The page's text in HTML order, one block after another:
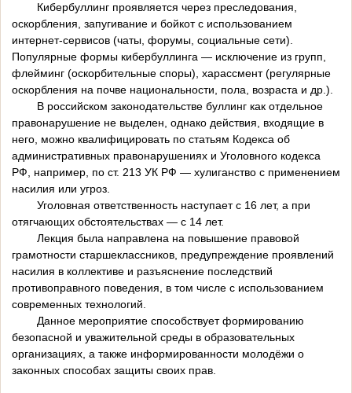
Кибербуллинг проявляется через преследования,
оскорбления, запугивание и бойкот с использованием
интернет-сервисов (чаты, форумы, социальные сети).
Популярные формы кибербуллинга — исключение из групп,
флейминг (оскорбительные споры), харассмент (регулярные
оскорбления на почве национальности, пола, возраста и др.).
В российском законодательстве буллинг как отдельное
правонарушение не выделен, однако действия, входящие в
него, можно квалифицировать по статьям Кодекса об
административных правонарушениях и Уголовного кодекса
РФ, например, по ст. 213 УК РФ — хулиганство с применением
насилия или угроз.
Уголовная ответственность наступает с 16 лет, а при
отягчающих обстоятельствах — с 14 лет.
Лекция была направлена на повышение правовой
грамотности старшеклассников, предупреждение проявлений
насилия в коллективе и разъяснение последствий
противоправного поведения, в том числе с использованием
современных технологий.
Данное мероприятие способствует формированию
безопасной и уважительной среды в образовательных
организациях, а также информированности молодёжи о
законных способах защиты своих прав.